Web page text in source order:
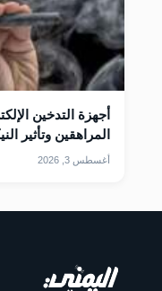
أجهزة التدخين
المراهقين وتأثير
أغسطس 3, 2026